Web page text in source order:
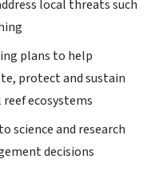
local threats such
plans to help
protect and sustain
ecosystems
science and research
decisions